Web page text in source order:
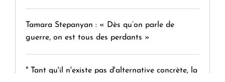
Tamara Stepanyan : « Dès qu’on parle de
guerre, on est tous des perdants »
" Tant qu'il n'existe pas d'alternative concrète, la